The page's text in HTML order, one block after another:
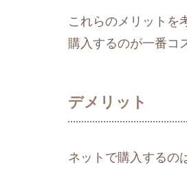
これらのメリットを
購入するのが一番コ
デメリット
ネットで購入するの